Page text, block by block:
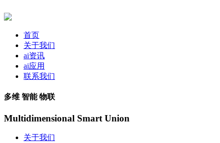
首页
关于我们
ai资讯
ai应用
联系我们
多维 智能 物联
Multidimensional Smart Union
关于我们